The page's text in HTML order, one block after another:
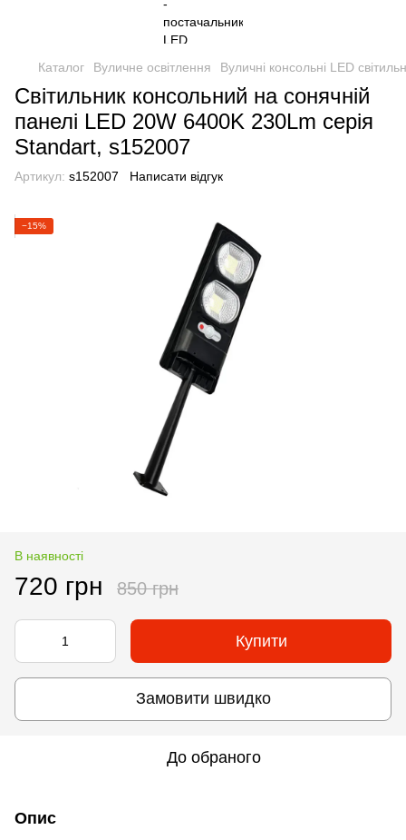
Каталог Вуличне освітлення Вуличні консольні LED
Світильник консольний на сонячній
панелі LED 20W 6400K 230Lm серія
Standart, s152007
Артикул: s152007 Написати відгук
−15%
В наявності
720 грн 850 грн
Купити
Замовити швидко
До обраного
Опис